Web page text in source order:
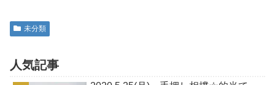
未分類
人気記事